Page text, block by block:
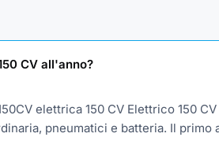
CV all'anno?
elettrica 150 CV Elettrico 150
pneumatici e batteria. Il primo